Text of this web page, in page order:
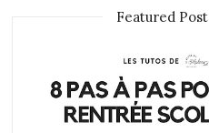
Featured Post